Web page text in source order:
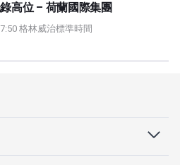
高位 – 荷蘭國際集團
格林威治標準時間